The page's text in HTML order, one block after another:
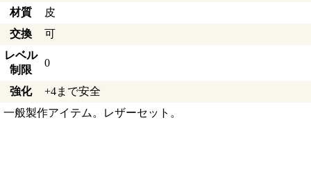
材質
皮
交換
可
レベル
制限
0
強化
+4まで安全
一般製作アイテム。レザーセット。